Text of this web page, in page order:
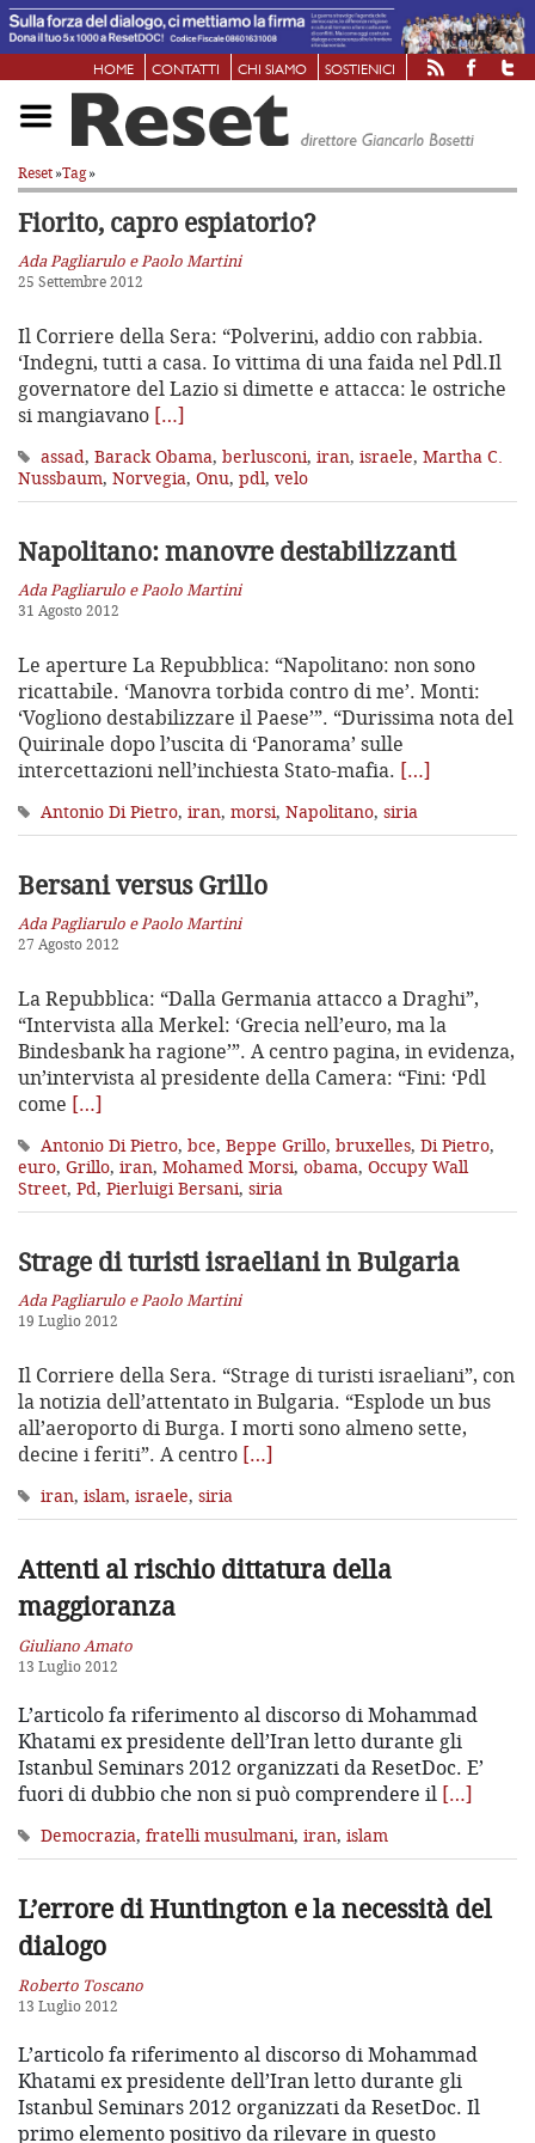
HOME CONTATTI CHI SIAMO SOSTIENICI
Reset»Tag»
Fiorito, capro espiatorio?
Ada Pagliarulo e Paolo Martini
25 Settembre 2012
Il Corriere della Sera: “Polverini, addio con rabbia.
‘Indegni, tutti a casa. Io vittima di una faida nel Pdl.Il
governatore del Lazio si dimette e attacca: le ostriche
si mangiavano […]
assad, Barack Obama, berlusconi, iran, israele, Martha C.
Nussbaum, Norvegia, Onu, pdl, velo
Napolitano: manovre destabilizzanti
Ada Pagliarulo e Paolo Martini
31 Agosto 2012
Le aperture La Repubblica: “Napolitano: non sono
ricattabile. ‘Manovra torbida contro di me’. Monti:
‘Vogliono destabilizzare il Paese’”. “Durissima nota del
Quirinale dopo l’uscita di ‘Panorama’ sulle
intercettazioni nell’inchiesta Stato-mafia. […]
Antonio Di Pietro, iran, morsi, Napolitano, siria
Bersani versus Grillo
Ada Pagliarulo e Paolo Martini
27 Agosto 2012
La Repubblica: “Dalla Germania attacco a Draghi”,
“Intervista alla Merkel: ‘Grecia nell’euro, ma la
Bindesbank ha ragione’”. A centro pagina, in evidenza,
un’intervista al presidente della Camera: “Fini: ‘Pdl
come […]
Antonio Di Pietro, bce, Beppe Grillo, bruxelles, Di Pietro,
euro, Grillo, iran, Mohamed Morsi, obama, Occupy Wall
Street, Pd, Pierluigi Bersani, siria
Strage di turisti israeliani in Bulgaria
Ada Pagliarulo e Paolo Martini
19 Luglio 2012
Il Corriere della Sera. “Strage di turisti israeliani”, con
la notizia dell’attentato in Bulgaria. “Esplode un bus
all’aeroporto di Burga. I morti sono almeno sette,
decine i feriti”. A centro […]
iran, islam, israele, siria
Attenti al rischio dittatura della
maggioranza
Giuliano Amato
13 Luglio 2012
L’articolo fa riferimento al discorso di Mohammad
Khatami ex presidente dell’Iran letto durante gli
Istanbul Seminars 2012 organizzati da ResetDoc. E’
fuori di dubbio che non si può comprendere il […]
Democrazia, fratelli musulmani, iran, islam
L’errore di Huntington e la necessità del
dialogo
Roberto Toscano
13 Luglio 2012
L’articolo fa riferimento al discorso di Mohammad
Khatami ex presidente dell’Iran letto durante gli
Istanbul Seminars 2012 organizzati da ResetDoc. Il
primo elemento positivo da rilevare in questo